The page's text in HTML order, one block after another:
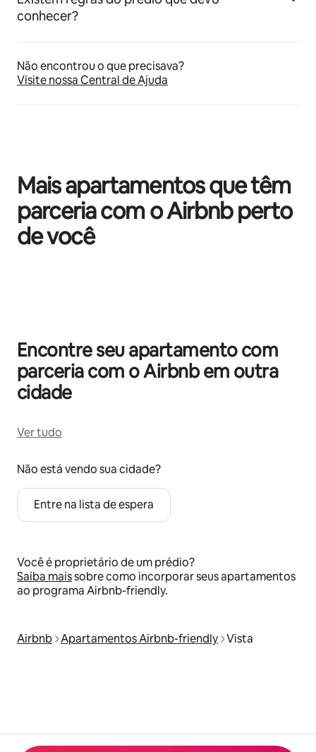
conhecer?
Não encontrou o que precisava?
Visite nossa Central de Ajuda
Mais apartamentos que têm
parceria com o Airbnb perto
de você
Encontre seu apartamento com
parceria com o Airbnb em outra
cidade
Ver tudo
Não está vendo sua cidade?
Entre na lista de espera
Você é proprietário de um prédio?
Saiba maissobre como incorporar seus apartamentos
ao programa Airbnb-friendly.
Airbnb Apartamentos Airbnb-friendly Vista